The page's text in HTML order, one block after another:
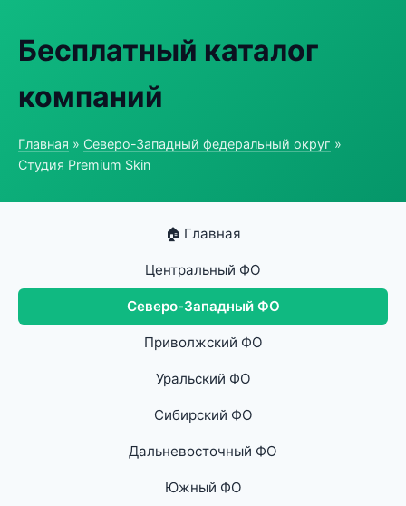
Бесплатный каталог
компаний
Главная » Северо-Западный федеральный округ »
Студия Premium Skin
🏠 Главная
Центральный ФО
Северо-Западный ФО
Приволжский ФО
Уральский ФО
Сибирский ФО
Дальневосточный ФО
Южный ФО